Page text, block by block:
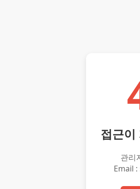
접근이
관리
Email